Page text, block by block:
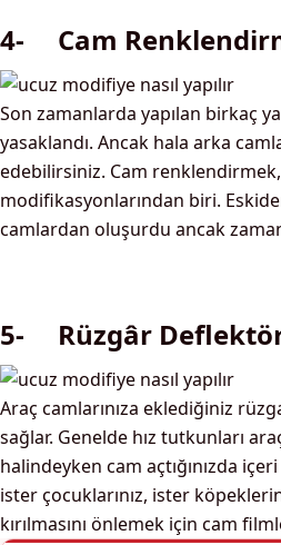
4- Cam
Son zamanlarda yapılan birkaç
yasaklandı. Ancak hala arka
edebilirsiniz. Cam
modifikasyonlarından biri.
camlardan oluşurdu ancak
5- Rüzgâr
Araç camlarınıza eklediğiniz
sağlar. Genelde hız tutkunları
halindeyken cam açtığınızda
ister çocuklarınız, ister
kırılmasını önlemek için cam